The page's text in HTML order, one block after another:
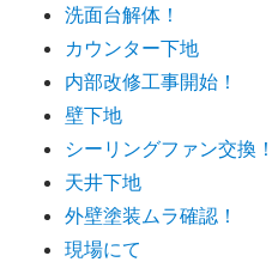
洗面台解体！
カウンター下地
内部改修工事開始！
壁下地
シーリングファン交換！
天井下地
外壁塗装ムラ確認！
現場にて